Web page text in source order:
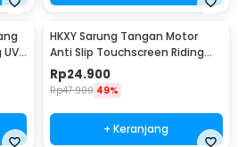
HKXY Sarung Tangan Motor
Anti Slip Touchscreen Riding
Glove 1 Pair M
Rp24.900
Rp47.900 49%
+ Keranjang